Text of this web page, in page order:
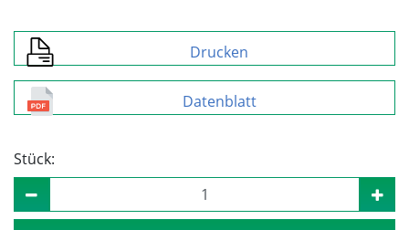
Drucken
Datenblatt
Stück: